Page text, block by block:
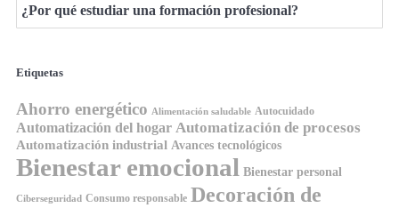
¿Por qué estudiar una formación profesional?
Etiquetas
Ahorro energético Alimentación saludable Autocuidado
Automatización del hogar Automatización de procesos
Automatización industrial Avances tecnológicos
Bienestar emocional Bienestar personal
Ciberseguridad Consumo responsable Decoración de